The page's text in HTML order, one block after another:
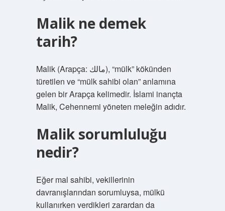
Malik ne demek
tarih?
Malik (Arapça: مالك), “mülk” kökünden
türetilen ve “mülk sahibi olan” anlamına
gelen bir Arapça kelimedir. İslami inançta
Malik, Cehennemi yöneten meleğin adıdır.
Malik sorumluluğu
nedir?
Eğer mal sahibi, vekillerinin
davranışlarından sorumluysa, mülkü
kullanırken verdikleri zarardan da